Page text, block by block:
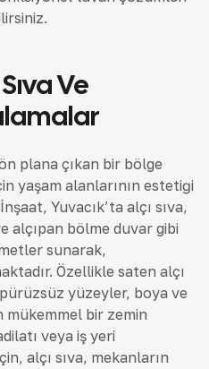
Ve
plana çıkan bir bölge
yaşam alanlarının estetiği
Yuvacık’ta alçı sıva,
alçıpan bölme duvar gibi
sunarak,
Özellikle saten alçı
yüzeyler, boya ve
mükemmel bir zemin
veya iş yeri
alçı sıva, mekanların